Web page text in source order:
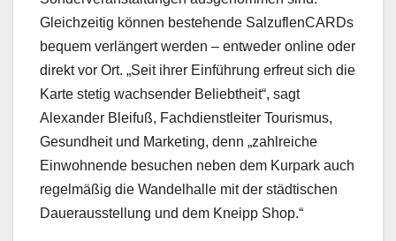
Gleichzeitig können bestehende SalzuflenCARDs
bequem verlängert werden – entweder online oder
direkt vor Ort. „Seit ihrer Einführung erfreut sich die
Karte stetig wachsender Beliebtheit“, sagt
Alexander Bleifuß, Fachdienstleiter Tourismus,
Gesundheit und Marketing, denn „zahlreiche
Einwohnende besuchen neben dem Kurpark auch
regelmäßig die Wandelhalle mit der städtischen
Dauerausstellung und dem Kneipp Shop.“